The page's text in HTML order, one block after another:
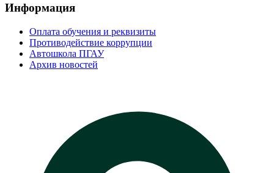
Информация
Оплата обучения и реквизиты
Противодействие коррупции
Автошкола ПГАУ
Архив новостей